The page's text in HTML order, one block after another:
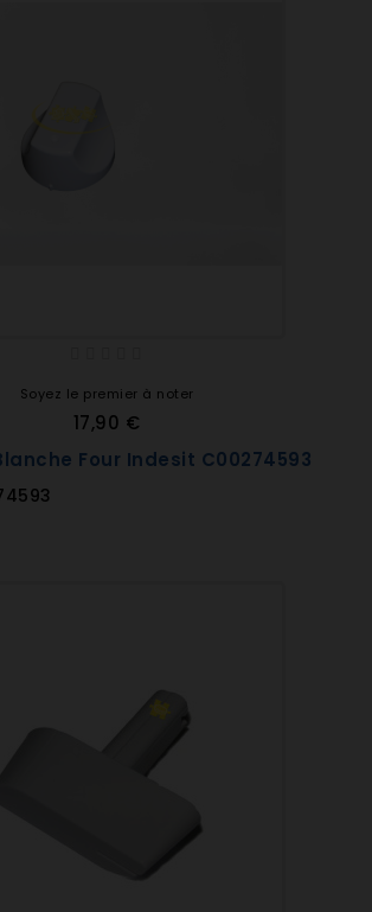
Soyez le premier à noter
17,90 €
Four Indesit C00274593